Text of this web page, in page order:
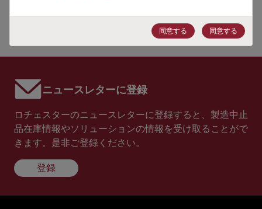
ニュースレターに登録
ロチェスターのニュースレターに登録すると、製造中止
品在庫情報やソリューションの情報を受け取ることがで
きます。是非ご登録ください。
登録
同意する 同意する